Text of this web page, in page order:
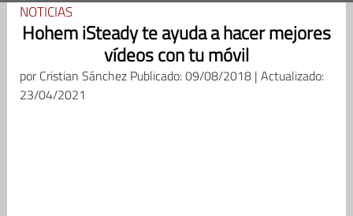
NOTICIAS
Hohem iSteady te ayuda a hacer mejores
vídeos con tu móvil
porCristian Sánchez Publicado: 09/08/2018 | Actualizado:
23/04/2021